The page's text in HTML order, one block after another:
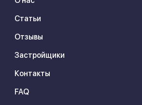
Статьи
Отзывы
Застройщики
Контакты
FAQ